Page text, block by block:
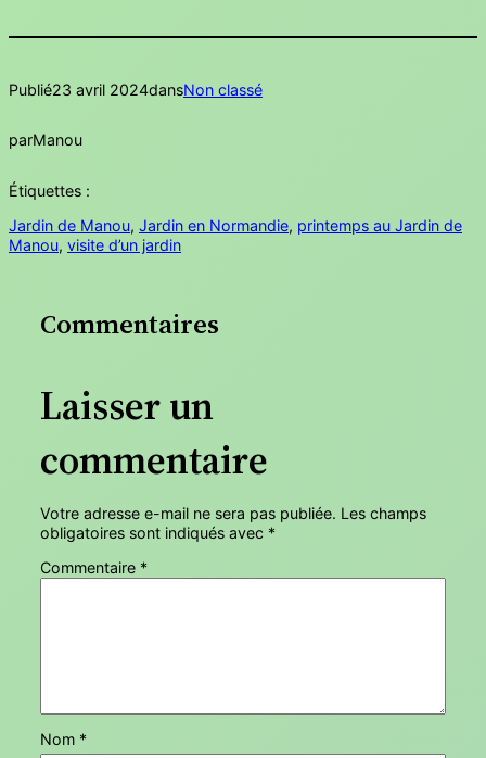
Publié23 avril 2024dansNon classé
parManou
Étiquettes :
Jardin de Manou, Jardin en Normandie, printemps au Jardin de
Manou, visite d’un jardin
Commentaires
Laisser un
commentaire
Votre adresse e-mail ne sera pas publiée. Les champs
obligatoires sont indiqués avec *
Commentaire *
Nom *